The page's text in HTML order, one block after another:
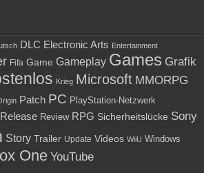
DLC Electronic Arts Entertainment
Fifa Game Gameplay Games Grafik
Krieg Microsoft MMORPG
Patch PC PlayStation-Netzwerk
Release Review RPG Sicherheitslücke Sony
Story Trailer Update Videos WiiU Windows
One YouTube